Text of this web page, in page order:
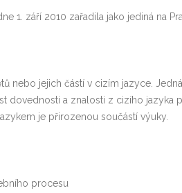
1. září 2010 zařadila jako jediná na
nebo jejich částí v cizím jazyce.
a znalosti z cizího jazyka
je přirozenou součástí výuky.
procesu